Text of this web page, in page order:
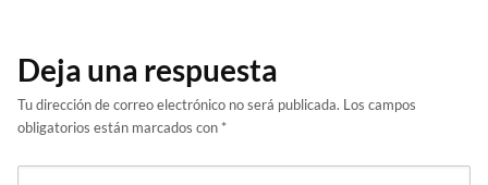
Deja una respuesta
Tu dirección de correo electrónico no será publicada. Los campos
obligatorios están marcados con *